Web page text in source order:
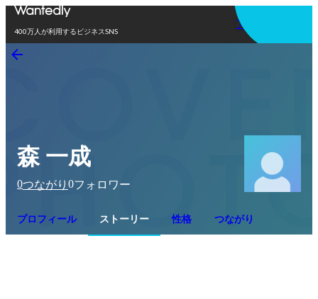
400万人が利用するビジネスSNS
アプリを使う
森 一成
0つながり 0フォロワー
プロフィール ストーリー 性格 つながり